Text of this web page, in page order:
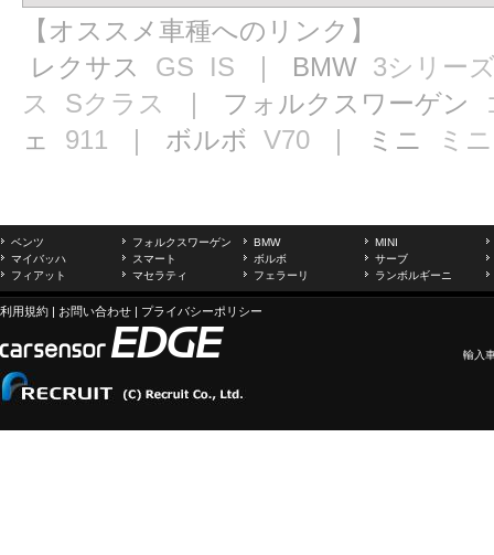
【オススメ車種へのリンク】
レクサス GS IS ｜ BMW 3シリー
ス
Sクラス ｜ フォルクスワーゲン
ェ 911 ｜ ボルボ V70 ｜ ミニ ミニ
ベンツ フォルクスワーゲン BMW
MINI
マイバッハ
スマート ボルボ
サーブ
フィアット
マセラティ フェラーリ ランボルギーニ
利用規約 | お問い合わせ | プライバシーポリシー
輸入